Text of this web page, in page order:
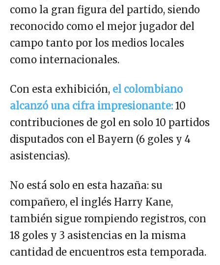
como la gran figura del partido, siendo
reconocido como el mejor jugador del
campo tanto por los medios locales
como internacionales.
Con esta exhibición, el colombiano
alcanzó una cifra impresionante: 10
contribuciones de gol en solo 10 partidos
disputados con el Bayern (6 goles y 4
asistencias).
No está solo en esta hazaña: su
compañero, el inglés Harry Kane,
también sigue rompiendo registros, con
18 goles y 3 asistencias en la misma
cantidad de encuentros esta temporada.